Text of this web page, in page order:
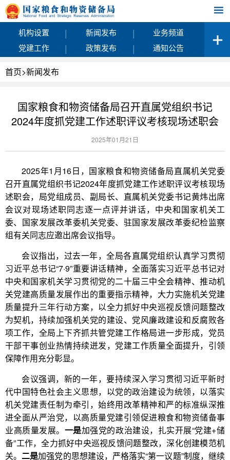
机构设置 | 新闻发布 |
业务频道
党建工作
| 政策发布 | 通知公告
首页>新闻发布
国家粮食和物资储备局召开直属党组织书记
2024年度抓党建工作述职评议考核现场述职会
2025年01月21日
2025年1月16日，国家粮食和物资储备局直属机关党委
召开直属党组织书记2024年度抓党建工作述职评议考核现场
述职会，局党组成员、副局长、直属机关党委书记黄炜出席
会议对现场述职同志逐一点评并讲话，中央和国家机关工
委、国家发展改革委机关党委、驻国家发展改革委纪检监察
组有关同志应邀出席会议指导。
会议指出，过去一年，全局各直属党组织认真学习贯彻
习近平总书记“7·9”重要讲话精神，全面落实习近平总书记对
中央和国家机关学习贯彻党的二十届三中全会精神、推动机
关党建高质量发展作出的重要指示精神，大力实施机关党建
质量提升三年行动方案，以全力抓好中央巡视反馈问题整改
为契机，持续加强机关党的建设、党风廉政建设和反腐败各
项工作，全局上下齐抓共管党建工作格局进一步形成，党员
干部干事创业热情持续迸发，党建工作质量全面提升，引领
保障作用充分彰显。
会议强调，新的一年，要持续深入学习贯彻习近平新时
代中国特色社会主义思想，以党的政治建设为统领，以落实
机关党建责任制为牵引，始终用改革精神和严的标准纵深推
进全面从严治党，以高质量党建引领促进粮食和物资储备事
业高质量发展。 一是加强党的政治建设，扎实开展“党建+储
备”工作，全力抓好中央巡视反馈问题整改，深化创建模范机
关。 二是加强党的思想建设，严格落实“第一议题”制度，继续